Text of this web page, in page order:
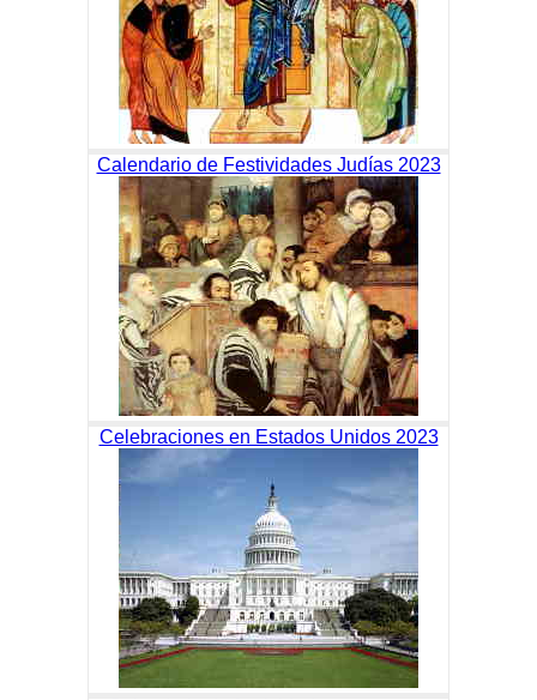
Calendario de Festividades Judías 2023
Celebraciones en Estados Unidos 2023